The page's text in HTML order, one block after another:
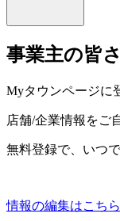
事業主の皆
Myタウンページに
店舗/企業情報をご
無料登録で、いつ
情報の編集はこちら